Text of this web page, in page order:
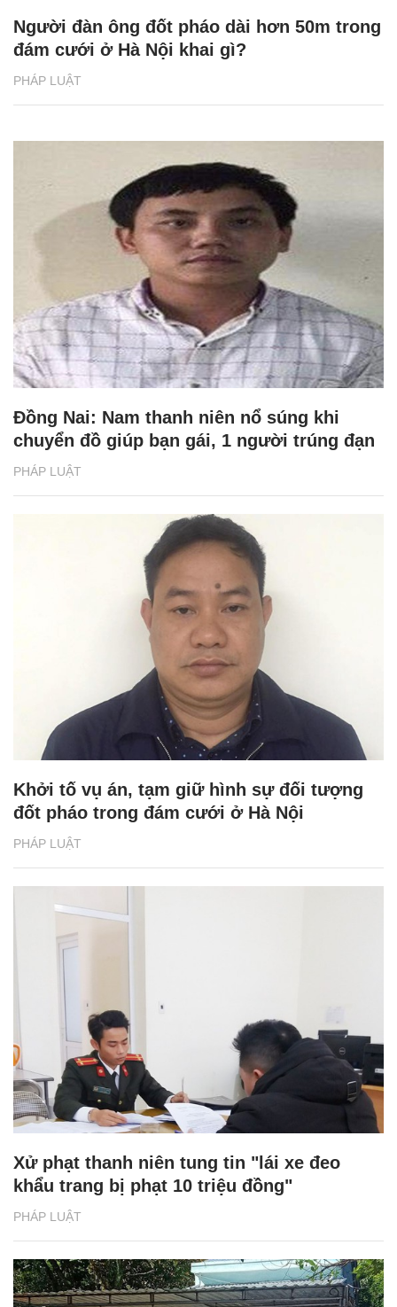
PHÁP LUẬT
Người đàn ông đốt pháo dài hơn 50m trong
đám cưới ở Hà Nội khai gì?
PHÁP LUẬT
Đồng Nai: Nam thanh niên nổ súng khi
chuyển đồ giúp bạn gái, 1 người trúng đạn
PHÁP LUẬT
Khởi tố vụ án, tạm giữ hình sự đối tượng
đốt pháo trong đám cưới ở Hà Nội
PHÁP LUẬT
Xử phạt thanh niên tung tin "lái xe đeo
khẩu trang bị phạt 10 triệu đồng"